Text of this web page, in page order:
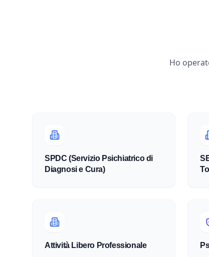
Ho
SPDC (Servizio Psichiatrico di
Diagnosi e Cura)
Attività Libero Professionale